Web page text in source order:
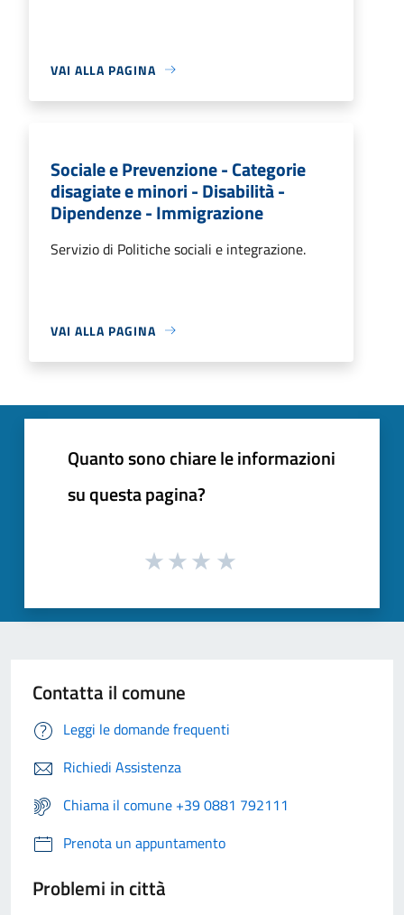
VAI ALLA PAGINA
Sociale e Prevenzione - Categorie
disagiate e minori - Disabilità -
Dipendenze - Immigrazione
Servizio di Politiche sociali e integrazione.
VAI ALLA PAGINA
Quanto sono chiare le informazioni
su questa pagina?
Contatta il comune
Leggi le domande frequenti
Richiedi Assistenza
Chiama il comune +39 0881 792111
Prenota un appuntamento
Problemi in città